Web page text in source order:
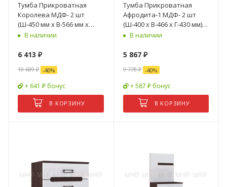
Тумба Прикроватная
Королева МДФ- 2 шт
(Ш-450 мм x В-566 мм x
Г-420 мм)
В наличии
6 413 ₽
10 689₽ -40%
+ 641 ₽ бонус
В КОРЗИНУ
Тумба Прикроватная
Афродита-1 МДФ- 2 шт
(Ш-400 x В-466 x Г-430 мм)
Белый Глянец
В наличии
5 867₽
9 778₽ -40%
+ 587 ₽ бонус
В КОРЗИНУ